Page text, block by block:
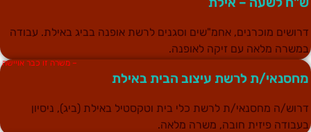
מוכרנים, אחמ"שים וסגנים לרשת אופנה בביג באילת. עבודה
מלאה עם זיקה לאופנה.
– משרה זו כבר אויישה
ת לרשת עיצוב הבית באילת
ה מחסנאי/ת לרשת כלי בית וטקסטיל באילת (ביג), ניסיון
פיזית חובה, משרה מלאה.